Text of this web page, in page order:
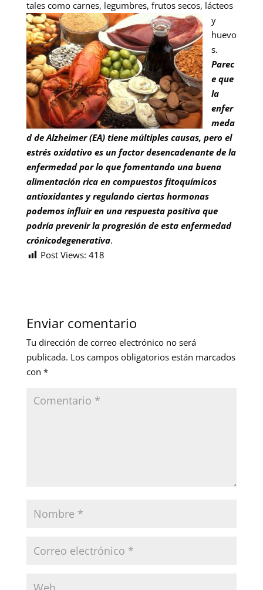
tales como carnes, legumbres, frutos secos, lácteos
y
huevo
s.
Parec
e que
la
enfer
meda
d de Alzheimer (EA) tiene múltiples causas, pero el
estrés oxidativo es un factor desencadenante de la
enfermedad por lo que fomentando una buena
alimentación rica en compuestos fitoquímicos
antioxidantes y regulando ciertas hormonas
podemos influir en una respuesta positiva que
podría prevenir la progresión de esta enfermedad
crónicodegenerativa.
Post Views: 418
Enviar comentario
Tu dirección de correo electrónico no será
publicada. Los campos obligatorios están marcados
con *